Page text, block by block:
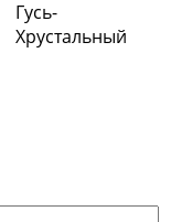
Гусь-
Хрустальный